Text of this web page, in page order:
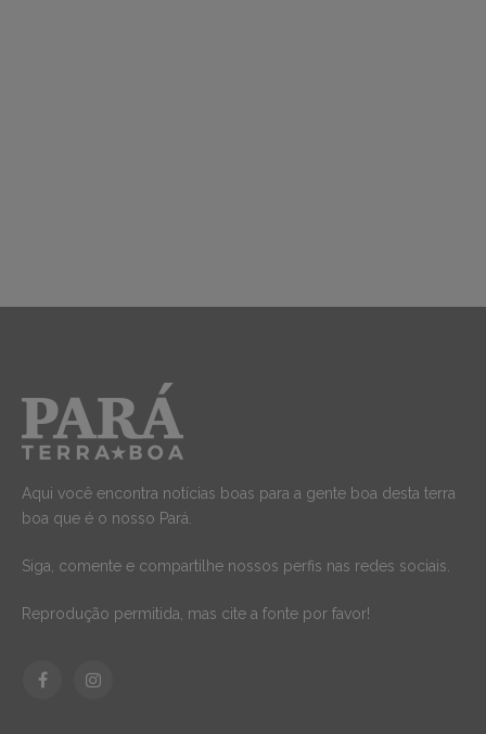
Aqui você encontra notícias boas para a gente boa desta terra
boa que é o nosso Pará.
Siga, comente e compartilhe nossos perfis nas redes sociais.
Reprodução permitida, mas cite a fonte por favor!
FacebookInstagram